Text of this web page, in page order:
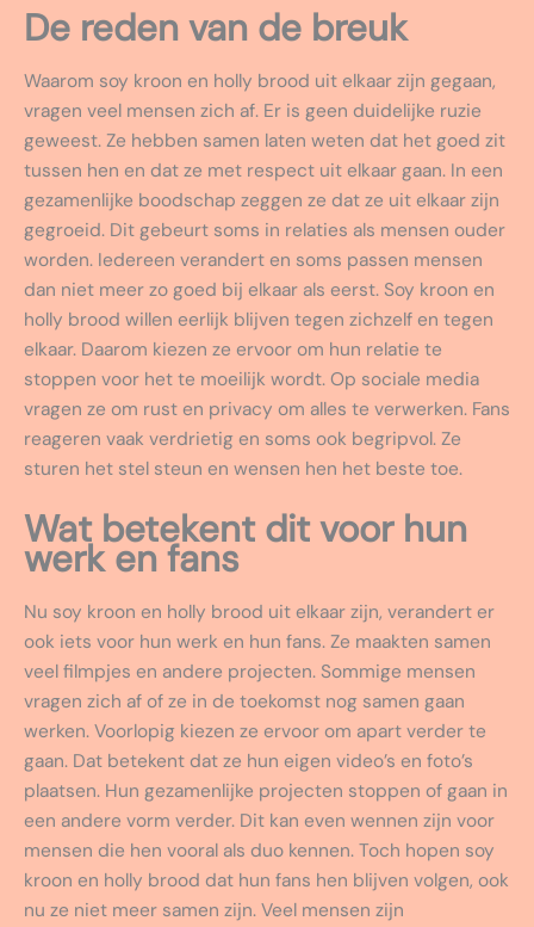
De reden van de breuk
Waarom soy kroon en holly brood uit elkaar zijn gegaan,
vragen veel mensen zich af. Er is geen duidelijke ruzie
geweest. Ze hebben samen laten weten dat het goed zit
tussen hen en dat ze met respect uit elkaar gaan. In een
gezamenlijke boodschap zeggen ze dat ze uit elkaar zijn
gegroeid. Dit gebeurt soms in relaties als mensen ouder
worden. Iedereen verandert en soms passen mensen
dan niet meer zo goed bij elkaar als eerst. Soy kroon en
holly brood willen eerlijk blijven tegen zichzelf en tegen
elkaar. Daarom kiezen ze ervoor om hun relatie te
stoppen voor het te moeilijk wordt. Op sociale media
vragen ze om rust en privacy om alles te verwerken. Fans
reageren vaak verdrietig en soms ook begripvol. Ze
sturen het stel steun en wensen hen het beste toe.
Wat betekent dit voor hun
werk en fans
Nu soy kroon en holly brood uit elkaar zijn, verandert er
ook iets voor hun werk en hun fans. Ze maakten samen
veel filmpjes en andere projecten. Sommige mensen
vragen zich af of ze in de toekomst nog samen gaan
werken. Voorlopig kiezen ze ervoor om apart verder te
gaan. Dat betekent dat ze hun eigen video’s en foto’s
plaatsen. Hun gezamenlijke projecten stoppen of gaan in
een andere vorm verder. Dit kan even wennen zijn voor
mensen die hen vooral als duo kennen. Toch hopen soy
kroon en holly brood dat hun fans hen blijven volgen, ook
nu ze niet meer samen zijn. Veel mensen zijn